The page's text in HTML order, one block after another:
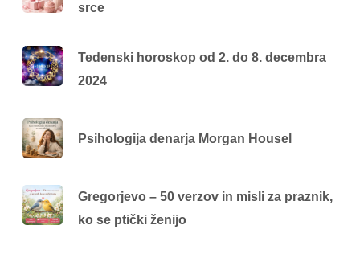
srce
Tedenski horoskop od 2. do 8. decembra
2024
Psihologija denarja Morgan Housel
Gregorjevo – 50 verzov in misli za praznik,
ko se ptički ženijo